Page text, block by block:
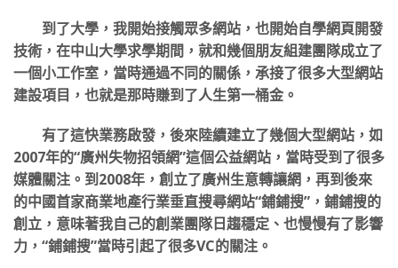
到了大學，我開始接觸眾多網站，也開始自學網頁開發
技術，在中山大學求學期間，就和幾個朋友組建團隊成立了
一個小工作室，當時通過不同的關係，承接了很多大型網站
建設項目，也就是那時賺到了人生第一桶金。
有了這快業務啟發，後來陸續建立了幾個大型網站，如
2007年的“廣州失物招領網”這個公益網站，當時受到了很多
媒體關注。到2008年，創立了廣州生意轉讓網，再到後來
的中國首家商業地產行業垂直搜尋網站“鋪鋪搜”，鋪鋪搜的
創立，意味著我自己的創業團隊日趨穩定、也慢慢有了影響
力，“鋪鋪搜”當時引起了很多VC的關注。